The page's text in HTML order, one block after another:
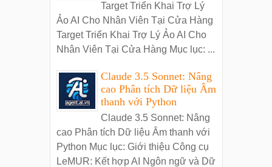
Target Triển Khai Trợ Lý
Ảo AI Cho Nhân Viên Tại Cửa Hàng
Target Triển Khai Trợ Lý Ảo AI Cho
Nhân Viên Tại Cửa Hàng Mục lục: ...
Claude 3.5 Sonnet: Nâng
cao Phân tích Dữ liệu Âm
thanh với Python
Claude 3.5 Sonnet: Nâng
cao Phân tích Dữ liệu Âm thanh với
Python Mục lục: Giới thiệu Công cụ
LeMUR: Kết hợp AI Ngôn ngữ và Dữ